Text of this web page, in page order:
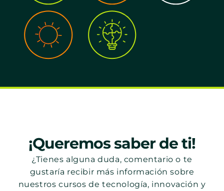
¡Queremos saber de ti!
¿Tienes alguna duda, comentario o te
gustaría recibir más información sobre
nuestros cursos de tecnología, innovación y